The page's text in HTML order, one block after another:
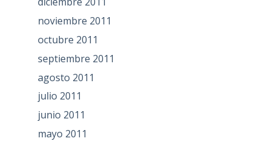
noviembre 2011
octubre 2011
septiembre 2011
agosto 2011
julio 2011
junio 2011
mayo 2011